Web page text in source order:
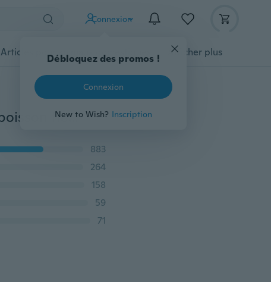
Connexion
Débloquez des promos !
Connexion
New to Wish? Inscription
Articles pour animaux domestiques Afficher plus
Nouvelle brosse de nettoyage de bouteille Brosse à boisson flexible Laveuse de bouteille Brosse à vin Brosse à gobelet Fournitures de nettoyage de gobelets
883
264
158
59
71